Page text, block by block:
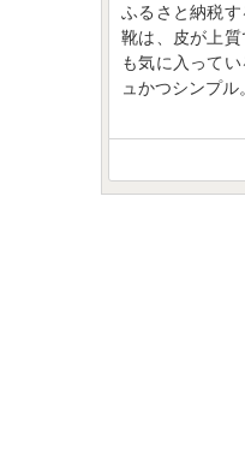
ふるさと納税
靴は、皮が上
も気に入って
ュかつシンプル